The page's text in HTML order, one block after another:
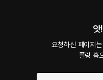
앗
요청하신 페이지
플링 홈